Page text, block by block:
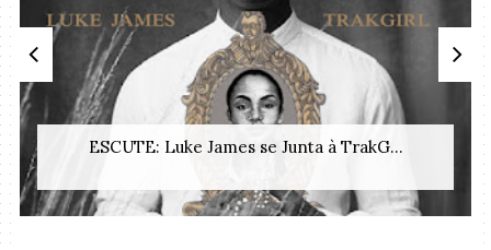
ESCUTE: Luke James se Junta à TrakG...